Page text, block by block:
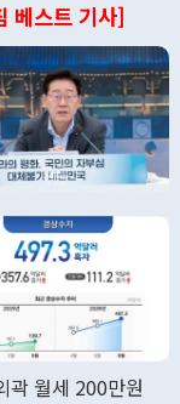
베스트 기사]
곽 월세 200만원